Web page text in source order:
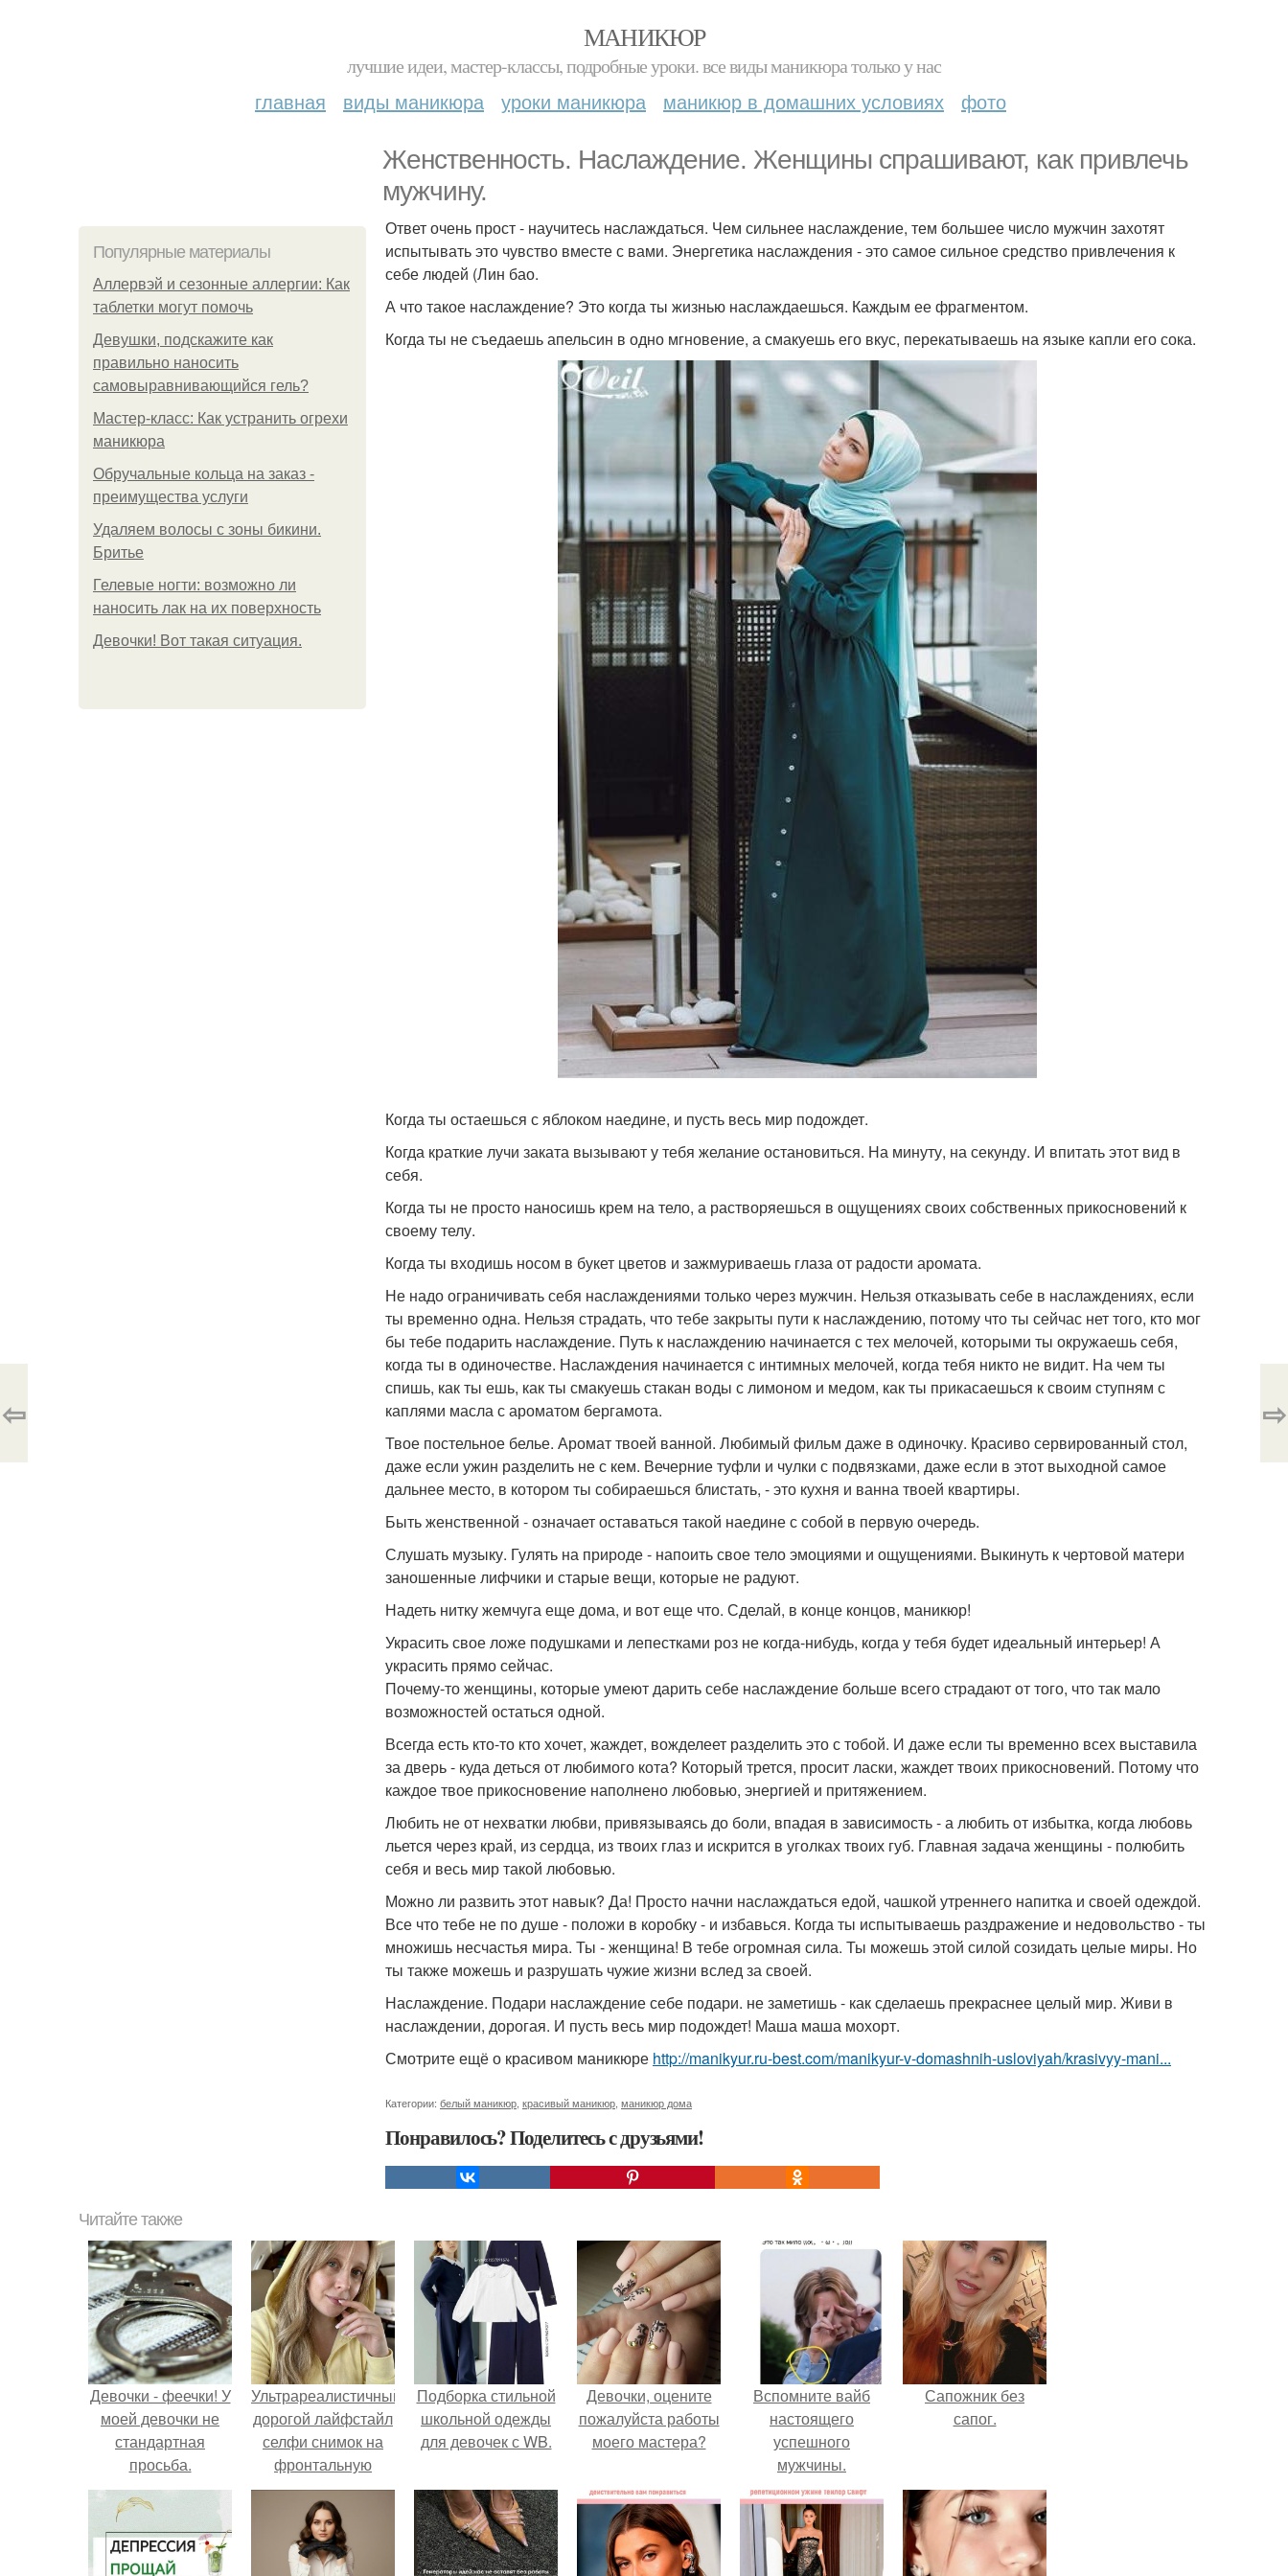
МАНИКЮР
лучшие идеи, мастер-классы, подробные уроки. все виды маникюра только у нас
главная виды маникюра уроки маникюра маникюр в домашних условиях фото
Женственность. Наслаждение. Женщины спрашивают, как привлечь
мужчину.
Популярные материалы
Аллервэй и сезонные аллергии: Как
таблетки могут помочь
Девушки, подскажите как
правильно наносить
самовыравнивающийся гель?
Мастер-класс: Как устранить огрехи
маникюра
Обручальные кольца на заказ -
преимущества услуги
Удаляем волосы с зоны бикини.
Бритье
Гелевые ногти: возможно ли
наносить лак на их поверхность
Девочки! Вот такая ситуация.
Ответ очень прост - научитесь наслаждаться. Чем сильнее наслаждение, тем большее число мужчин захотят
испытывать это чувство вместе с вами. Энергетика наслаждения - это самое сильное средство привлечения к
себе людей (Лин бао.
А что такое наслаждение? Это когда ты жизнью наслаждаешься. Каждым ее фрагментом.
Когда ты не съедаешь апельсин в одно мгновение, а смакуешь его вкус, перекатываешь на языке капли его сока.
Когда ты остаешься с яблоком наедине, и пусть весь мир подождет.
Когда краткие лучи заката вызывают у тебя желание остановиться. На минуту, на секунду. И впитать этот вид в
себя.
Когда ты не просто наносишь крем на тело, а растворяешься в ощущениях своих собственных прикосновений к
своему телу.
Когда ты входишь носом в букет цветов и зажмуриваешь глаза от радости аромата.
Не надо ограничивать себя наслаждениями только через мужчин. Нельзя отказывать себе в наслаждениях, если
ты временно одна. Нельзя страдать, что тебе закрыты пути к наслаждению, потому что ты сейчас нет того, кто мог
бы тебе подарить наслаждение. Путь к наслаждению начинается с тех мелочей, которыми ты окружаешь себя,
когда ты в одиночестве. Наслаждения начинается с интимных мелочей, когда тебя никто не видит. На чем ты
спишь, как ты ешь, как ты смакуешь стакан воды с лимоном и медом, как ты прикасаешься к своим ступням с
каплями масла с ароматом бергамота.
Твое постельное белье. Аромат твоей ванной. Любимый фильм даже в одиночку. Красиво сервированный стол,
даже если ужин разделить не с кем. Вечерние туфли и чулки с подвязками, даже если в этот выходной самое
дальнее место, в котором ты собираешься блистать, - это кухня и ванна твоей квартиры.
Быть женственной - означает оставаться такой наедине с собой в первую очередь.
Слушать музыку. Гулять на природе - напоить свое тело эмоциями и ощущениями. Выкинуть к чертовой матери
заношенные лифчики и старые вещи, которые не радуют.
Надеть нитку жемчуга еще дома, и вот еще что. Сделай, в конце концов, маникюр!
Украсить свое ложе подушками и лепестками роз не когда-нибудь, когда у тебя будет идеальный интерьер! А
украсить прямо сейчас.
Почему-то женщины, которые умеют дарить себе наслаждение больше всего страдают от того, что так мало
возможностей остаться одной.
Всегда есть кто-то кто хочет, жаждет, вожделеет разделить это с тобой. И даже если ты временно всех выставила
за дверь - куда деться от любимого кота? Который трется, просит ласки, жаждет твоих прикосновений. Потому что
каждое твое прикосновение наполнено любовью, энергией и притяжением.
Любить не от нехватки любви, привязываясь до боли, впадая в зависимость - а любить от избытка, когда любовь
льется через край, из сердца, из твоих глаз и искрится в уголках твоих губ. Главная задача женщины - полюбить
себя и весь мир такой любовью.
Можно ли развить этот навык? Да! Просто начни наслаждаться едой, чашкой утреннего напитка и своей одеждой.
Все что тебе не по душе - положи в коробку - и избавься. Когда ты испытываешь раздражение и недовольство - ты
множишь несчастья мира. Ты - женщина! В тебе огромная сила. Ты можешь этой силой созидать целые миры. Но
ты также можешь и разрушать чужие жизни вслед за своей.
Наслаждение. Подари наслаждение себе подари. не заметишь - как сделаешь прекраснее целый мир. Живи в
наслаждении, дорогая. И пусть весь мир подождет! Маша маша мохорт.
Смотрите ещё о красивом маникюре http://manikyur.ru-best.com/manikyur-v-domashnih-usloviyah/krasivyy-mani...
Категории: белый маникюр красивый маникюр маникюр дома
Понравилось? Поделитесь с друзьями!
⇦ ⇨
Читайте также
Девочки - феечки! У
моей девочки не
стандартная
просьба.
Ультрареалистичный
дорогой лайфстайл
селфи снимок на
фронтальную
камеру.
Подборка стильной
школьной одежды
для девочек с WB.
Девочки, оцените
пожалуйста работы
моего мастера?
Вспомните вайб
настоящего
успешного
мужчины.
Сапожник без
сапог.